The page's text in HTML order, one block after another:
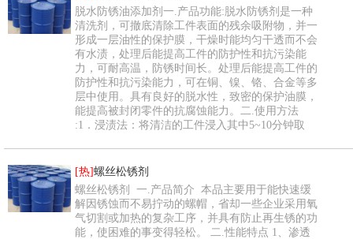
脱水防锈油添加剂一.产品功能:脱水防锈剂是一种
清洗剂，可撤底清除工件表面的残余吸附物，并一
形成一层油性的保护膜，干燥时能均匀干透而不会
有水渍，处理后能提高工件的防护性和抗污染能
力，可耐高温，防锈时间长。处理后能提高工件的
防护性和抗污染能力，可在铜、镍、铬、合金等多
层中使用。具有良好的脱水性，致密的保护油膜，
能提高被封闭零件的抗腐蚀能力。二.使用方法
:1．浸渍法：将清洁的工件浸入其中5~10分钟取
[热]螺丝松锈剂
螺丝松锈剂 一.产品简介 本品主要用于能快速缓
解因锈蚀而不易拧动的螺帽，省却一些企业采用氧
气切割或加热的复杂工序，并具有防止再生锈的功
能，使困难的事变得轻松。 二.性能特点 1、渗透